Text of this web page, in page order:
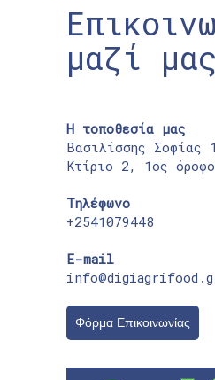
μαζί μας
Η τοποθεσία μας
Βασιλίσσης Σοφίας
Κτίριο 2, 1ος
Τηλέφωνο
+2541079448
E-mail
Φόρμα Επικοινωνίας